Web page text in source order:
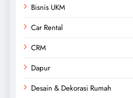
Bisnis UKM
Car Rental
CRM
Dapur
Desain & Dekorasi Rumah